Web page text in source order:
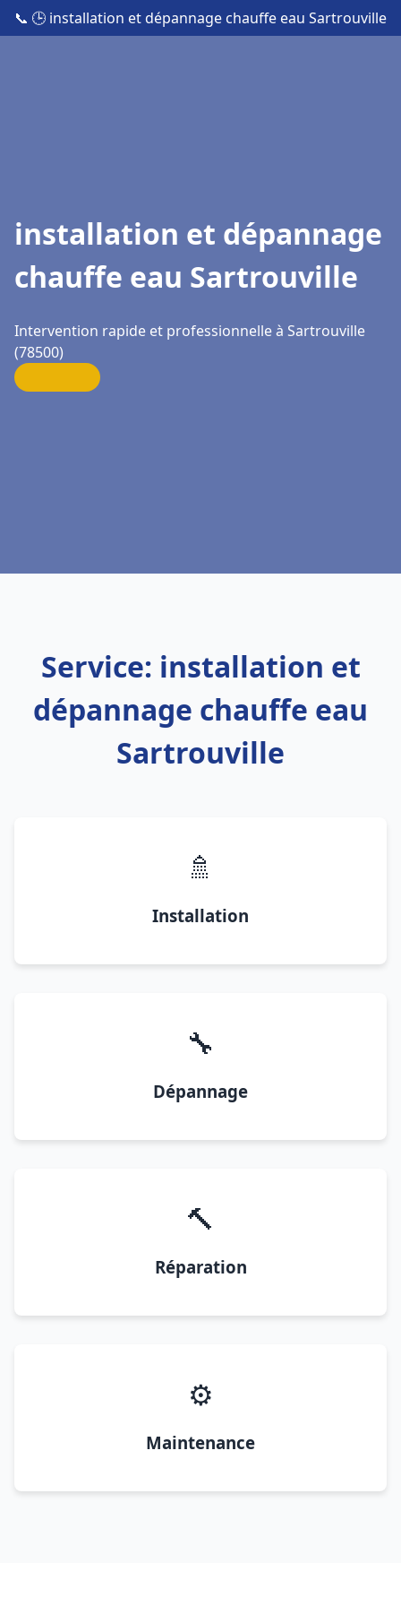
📞 🕒 installation et dépannage chauffe eau Sartrouville
installation et dépannage
chauffe eau Sartrouville
Intervention rapide et professionnelle à Sartrouville
(78500)
Service: installation et
dépannage chauffe eau
Sartrouville
🚿
Installation
🔧
Dépannage
🔨
Réparation
⚙️
Maintenance